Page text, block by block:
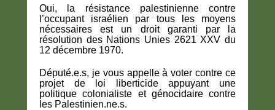
Oui, la résistance palestinienne contre
l’occupant israélien par tous les moyens
nécessaires est un droit garanti par la
résolution des Nations Unies 2621 XXV du
12 décembre 1970.
Député.e.s, je vous appelle à voter contre ce
projet de loi liberticide appuyant une
politique colonialiste et génocidaire contre
les Palestinien.ne.s.